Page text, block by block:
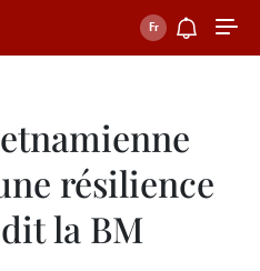
résilience
la BM